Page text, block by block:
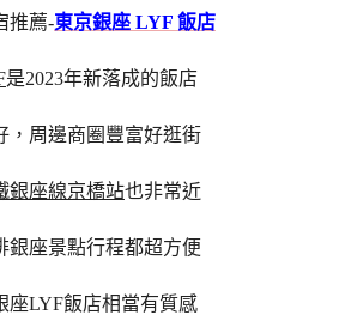
推薦-東京銀座 LYF 飯店
是2023年新落成的飯店
，周邊商圈豐富好逛街
銀座線京橋站也非常近
銀座景點行程都超方便
座LYF飯店相當有質感